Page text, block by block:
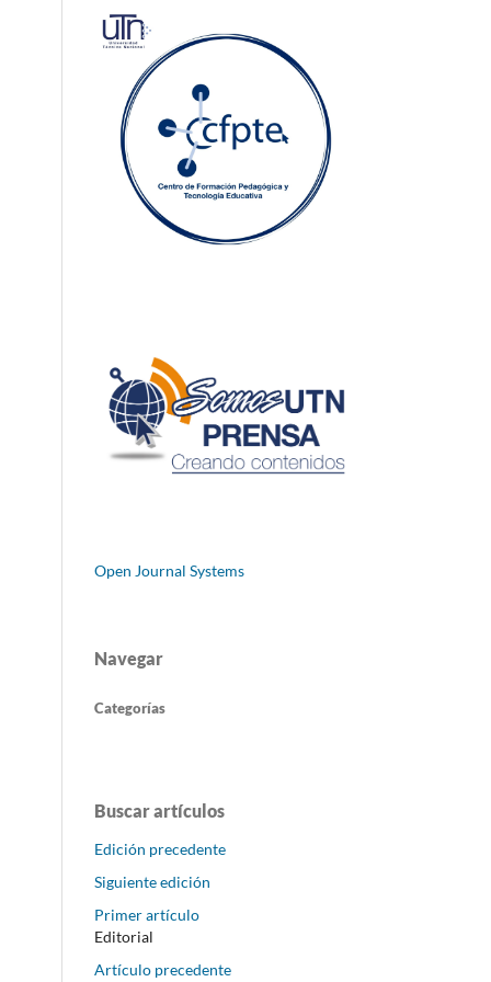
Open Journal Systems
Navegar
Categorías
Buscar artículos
Edición precedente
Siguiente edición
Primer artículo
Editorial
Artículo precedente